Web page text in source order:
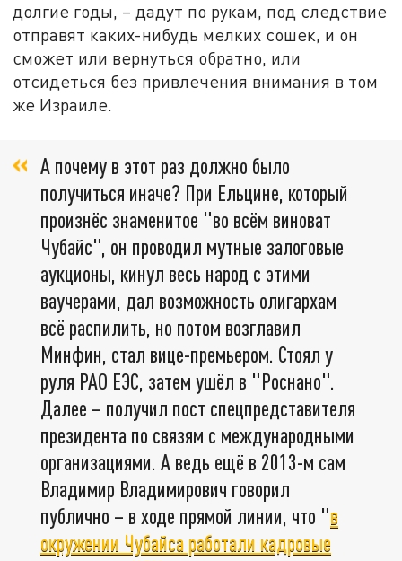
долгие годы, – дадут по рукам, под следствие
отправят каких-нибудь мелких сошек, и он
сможет или вернуться обратно, или
отсидеться без привлечения внимания в том
же Израиле.
А почему в этот раз должно было
получиться иначе? При Ельцине, который
произнёс знаменитое "во всём виноват
Чубайс", он проводил мутные залоговые
аукционы, кинул весь народ с этими
ваучерами, дал возможность олигархам
всё распилить, но потом возглавил
Минфин, стал вице-премьером. Стоял у
руля РАО ЕЭС, затем ушёл в "Роснано".
Далее – получил пост спецпредставителя
президента по связям с международными
организациями. А ведь ещё в 2013-м сам
Владимир Владимирович говорил
публично – в ходе прямой линии, что "в
окружении Чубайса работали кадровые